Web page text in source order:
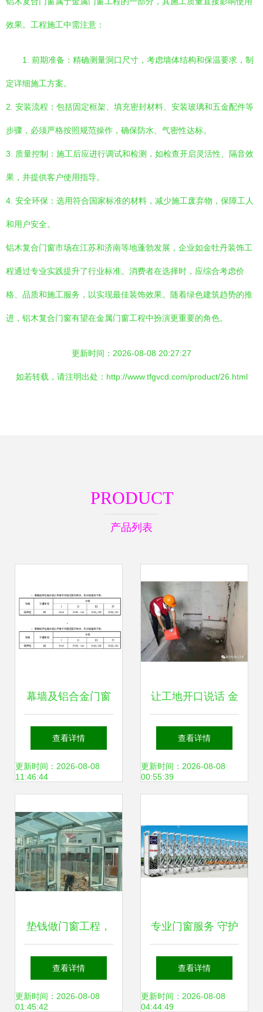
效果。工程施工中需注意：
1. 前期准备：精确测量洞口尺寸，考虑墙体结构和保温要求，制
定详细施工方案。
2. 安装流程：包括固定框架、填充密封材料、安装玻璃和五金配件等
步骤，必须严格按照规范操作，确保防水、气密性达标。
3. 质量控制：施工后应进行调试和检测，如检查开启灵活性、隔音效
果，并提供客户使用指导。
4. 安全环保：选用符合国家标准的材料，减少施工废弃物，保障工人
和用户安全。
铝木复合门窗市场在江苏和济南等地蓬勃发展，企业如金牡丹装饰工
程通过专业实践提升了行业标准。消费者在选择时，应综合考虑价
格、品质和施工服务，以实现最佳装饰效果。随着绿色建筑趋势的推
进，铝木复合门窗有望在金属门窗工程中扮演更重要的角色。
更新时间：2026-08-08 20:27:27
如若转载，请注明出处：http://www.tfgvcd.com/product/26.html
PRODUCT
产品列表
幕墙及铝合金门窗
分包工程设计技术
要求
查看详情
更新时间：2026-08-08
11:46:44
让工地开口说话 金
属门窗工程施工前
的检查、清洗与保
查看详情
更新时间：2026-08-08
00:55:39
垫钱做门窗工程，
最后都落得如此下
场，悔不当初——
查看详情
更新时间：2026-08-08
01:45:42
专业门窗服务 守护
每一处空间——北
京鸿基金属门窗厂
查看详情
更新时间：2026-08-08
04:44:49